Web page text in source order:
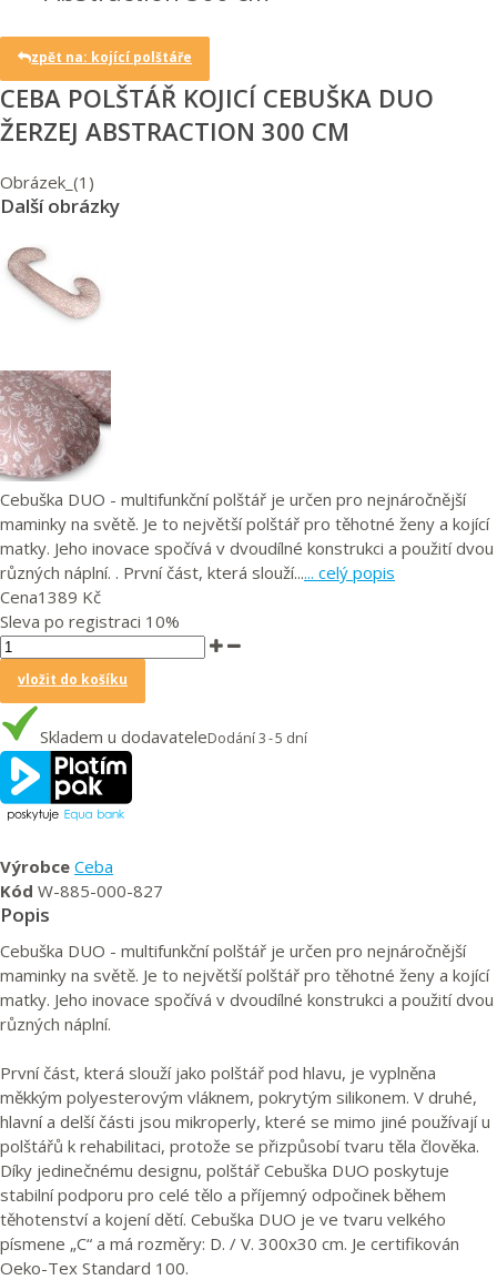
zpět na: kojící polštáře
CEBA POLŠTÁŘ KOJICÍ CEBUŠKA DUO
ŽERZEJ ABSTRACTION 300 CM
Obrázek_(1)
Další obrázky
Cebuška DUO - multifunkční polštář je určen pro nejnáročnější
maminky na světě. Je to největší polštář pro těhotné ženy a kojící
matky. Jeho inovace spočívá v dvoudílné konstrukci a použití dvou
různých náplní. . První část, která slouží...... celý popis
Cena1389 Kč
Sleva po registraci 10%
vložit do košíku
Skladem u dodavateleDodání 3 - 5 dní
Výrobce Ceba
Kód W-885-000-827
Popis
Cebuška DUO - multifunkční polštář je určen pro nejnáročnější
maminky na světě. Je to největší polštář pro těhotné ženy a kojící
matky. Jeho inovace spočívá v dvoudílné konstrukci a použití dvou
různých náplní.
První část, která slouží jako polštář pod hlavu, je vyplněna
měkkým polyesterovým vláknem, pokrytým silikonem. V druhé,
hlavní a delší části jsou mikroperly, které se mimo jiné používají u
polštářů k rehabilitaci, protože se přizpůsobí tvaru těla člověka.
Díky jedinečnému designu, polštář Cebuška DUO poskytuje
stabilní podporu pro celé tělo a příjemný odpočinek během
těhotenství a kojení dětí. Cebuška DUO je ve tvaru velkého
písmene „C“ a má rozměry: D. / V. 300x30 cm. Je certifikován
Oeko-Tex Standard 100.